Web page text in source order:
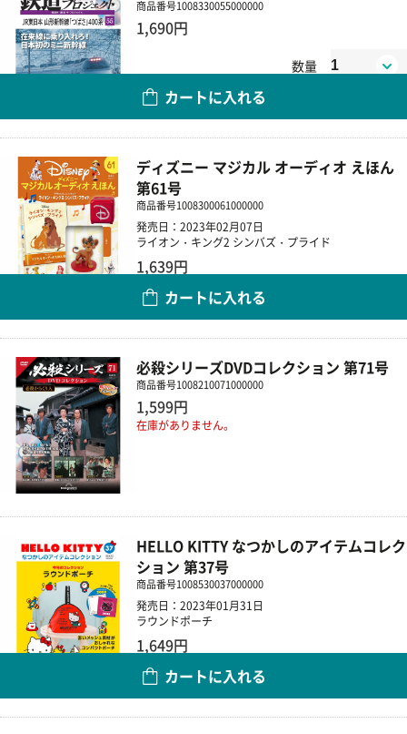
商品番号1008330055000000
1,690円
数量
カートに入れる
ディズニー マジカル オーディオ えほん
第61号
商品番号1008300061000000
発売日：2023年02月07日
ライオン・キング2 シンバズ・プライド
1,639円
カートに入れる
必殺シリーズDVDコレクション 第71号
商品番号1008210071000000
1,599円
在庫がありません。
HELLO KITTY なつかしのアイテムコレク
ション 第37号
商品番号1008530037000000
発売日：2023年01月31日
ラウンドポーチ
1,649円
カートに入れる